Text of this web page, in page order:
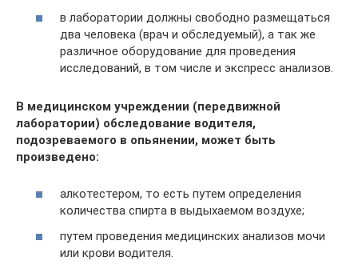
в лаборатории должны свободно размещаться
два человека (врач и обследуемый), а так же
различное оборудование для проведения
исследований, в том числе и экспресс анализов.
В медицинском учреждении (передвижной
лаборатории) обследование водителя,
подозреваемого в опьянении, может быть
произведено:
алкотестером, то есть путем определения
количества спирта в выдыхаемом воздухе;
путем проведения медицинских анализов мочи
или крови водителя.